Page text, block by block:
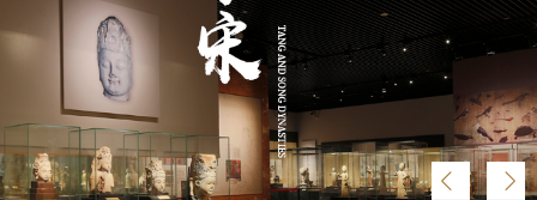
 
 
 
 
 
 
 
 
 
 
 